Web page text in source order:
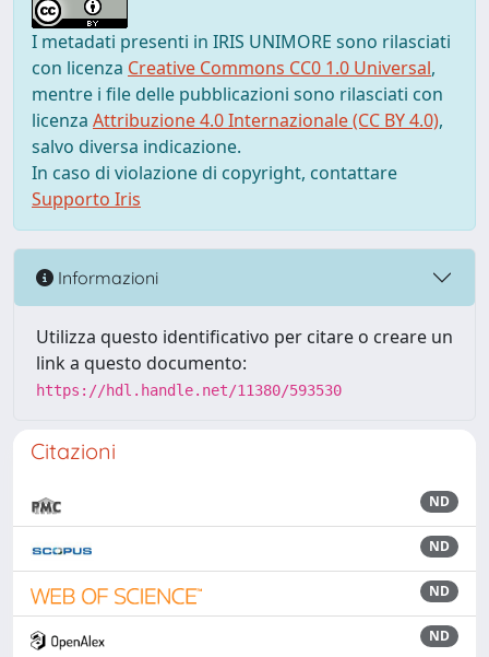
I metadati presenti in IRIS UNIMORE sono rilasciati
con licenza Creative Commons CC0 1.0 Universal,
mentre i file delle pubblicazioni sono rilasciati con
licenza Attribuzione 4.0 Internazionale (CC BY 4.0),
salvo diversa indicazione.
In caso di violazione di copyright, contattare
Supporto Iris
Informazioni
Utilizza questo identificativo per citare o creare un
link a questo documento:
https://hdl.handle.net/11380/593530
Citazioni
ND
ND
ND
ND